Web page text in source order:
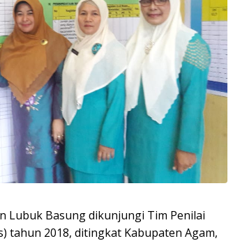
Lubuk Basung dikunjungi Tim Penilai
tahun 2018, ditingkat Kabupaten Agam,